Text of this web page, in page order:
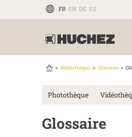
FR EN DE ES
Médiathèque Glossaire
Photothèque
Glossaire